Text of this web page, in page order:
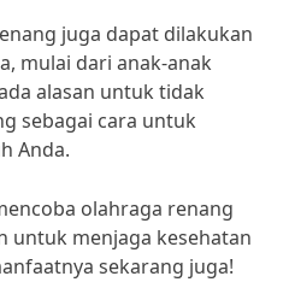
juga dapat dilakukan
mulai dari anak-anak
alasan untuk tidak
sebagai cara untuk
Anda.
olahraga renang
untuk menjaga kesehatan
sekarang juga!